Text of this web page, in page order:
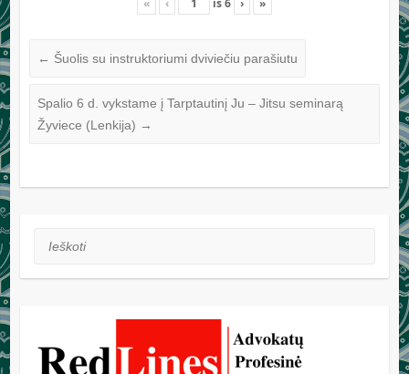
← Šuolis su instruktoriumi dviviečiu parašiutu
Spalio 6 d. vykstame į Tarptautinį Ju – Jitsu seminarą
Žyviece (Lenkija) →
Ieškoti